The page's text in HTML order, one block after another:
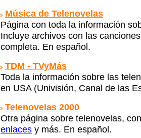
Música de Telenovelas
Página con toda la información
Incluye archivos con las
completa. En español.
TDM - TVyMás
Toda la información sobre las
en USA (Univisión, Canal de las
Telenovelas 2000
Otra página sobre telenovelas,
enlaces y más. En español.